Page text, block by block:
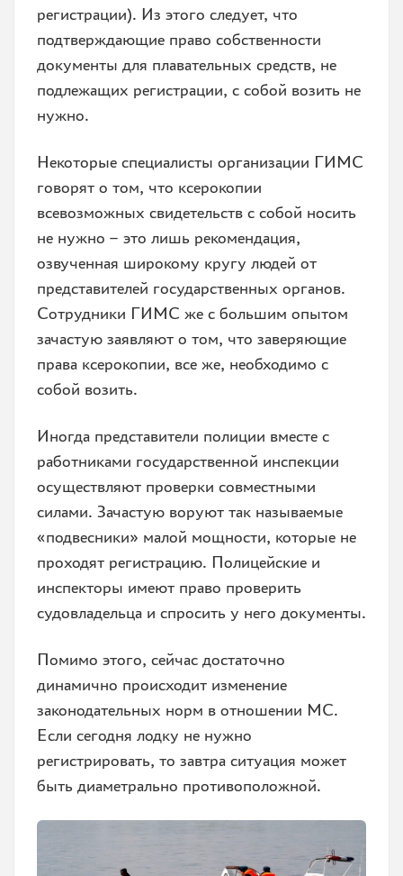
регистрации). Из этого следует, что
подтверждающие право собственности
документы для плавательных средств, не
подлежащих регистрации, с собой возить не
нужно.
Некоторые специалисты организации ГИМС
говорят о том, что ксерокопии
всевозможных свидетельств с собой носить
не нужно – это лишь рекомендация,
озвученная широкому кругу людей от
представителей государственных органов.
Сотрудники ГИМС же с большим опытом
зачастую заявляют о том, что заверяющие
права ксерокопии, все же, необходимо с
собой возить.
Иногда представители полиции вместе с
работниками государственной инспекции
осуществляют проверки совместными
силами. Зачастую воруют так называемые
«подвесники» малой мощности, которые не
проходят регистрацию. Полицейские и
инспекторы имеют право проверить
судовладельца и спросить у него документы.
Помимо этого, сейчас достаточно
динамично происходит изменение
законодательных норм в отношении МС.
Если сегодня лодку не нужно
регистрировать, то завтра ситуация может
быть диаметрально противоположной.